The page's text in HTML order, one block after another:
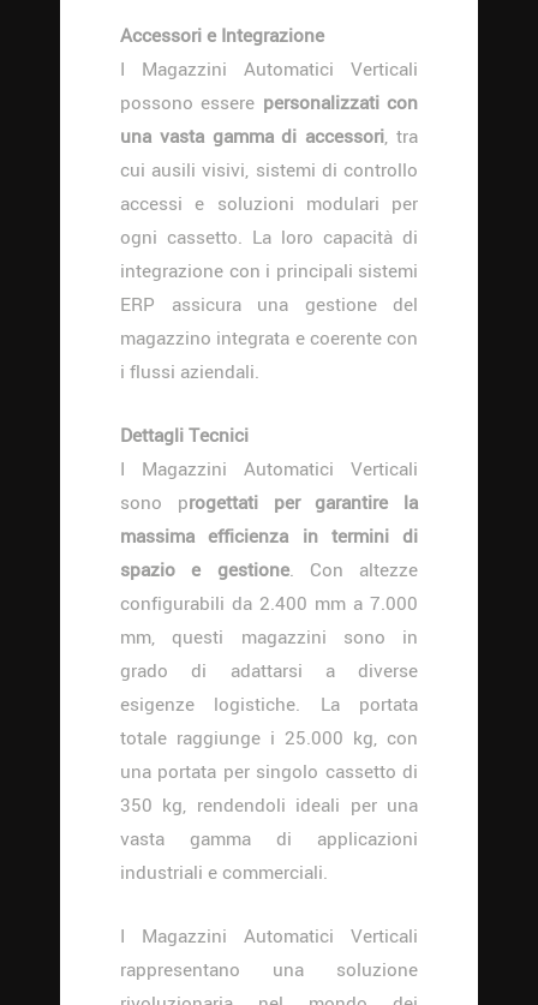
Accessori e Integrazione
I Magazzini Automatici Verticali
possono essere personalizzati con
una vasta gamma di accessori, tra
cui ausili visivi, sistemi di controllo
accessi e soluzioni modulari per
ogni cassetto. La loro capacità di
integrazione con i principali sistemi
ERP assicura una gestione del
magazzino integrata e coerente con
i flussi aziendali.
Dettagli Tecnici
I Magazzini Automatici Verticali
sono progettati per garantire la
massima efficienza in termini di
spazio e gestione. Con altezze
configurabili da 2.400 mm a 7.000
mm, questi magazzini sono in
grado di adattarsi a diverse
esigenze logistiche. La portata
totale raggiunge i 25.000 kg, con
una portata per singolo cassetto di
350 kg, rendendoli ideali per una
vasta gamma di applicazioni
industriali e commerciali.
I Magazzini Automatici Verticali
rappresentano una soluzione